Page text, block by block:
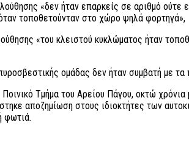
«δεν ήταν επαρκείς σε αριθμό
τοποθετούνταν στο χώρο ψηλά φορτηγά»,
«του κλειστού κυκλώματος ήταν
ομάδας δεν ήταν συμβατή με
Τμήμα του Αρείου Πάγου, οκτώ
αποζημίωση στους ιδιοκτήτες των
φωτιά.